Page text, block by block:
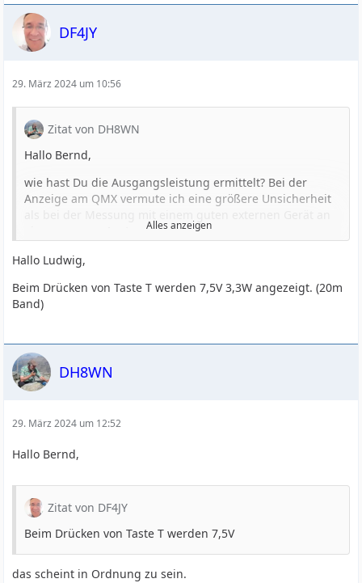
In der HW-Diagnose per Terminal gibt es bei Diagnostics
rechts unten unter Transmitter den Wert Voltage.
73, Ludwig
DF4JY
29. März 2024 um 10:56
Zitat von DH8WN
Hallo Bernd,
wie hast Du die Ausgangsleistung ermittelt? Bei der
Anzeige am QMX vermute ich eine größere Unsicherheit
Ich habe die 12V-Version (auch high-band). Bei 12 V und
sein als bei 9 V und entsprechendem Trafo (siehe
Assembly manual S. 4).
3,7 W @ 20 m
3,9 W @ 17 m
5,2 W @ 15 m
3,8 W @ 10 m
Deine Werte sind bis auf 15 m zumindest ähnlich.
In der HW-Diagnose per Terminal gibt es bei Diagnostics
rechts unten unter Transmitter den Wert Voltage.
Welcher Wert steht dort bei Dir beim Senden (Taste T)?
Das ist meines Wissens die Spannung direkt an der PA.
73, Ludwig
Alles anzeigen
Hallo Ludwig,
Beim Drücken von Taste T werden 7,5V 3,3W angezeigt. (20m
Band)
DH8WN
29. März 2024 um 12:52
Hallo Bernd,
Zitat von DF4JY
Beim Drücken von Taste T werden 7,5V
das scheint in Ordnung zu sein.